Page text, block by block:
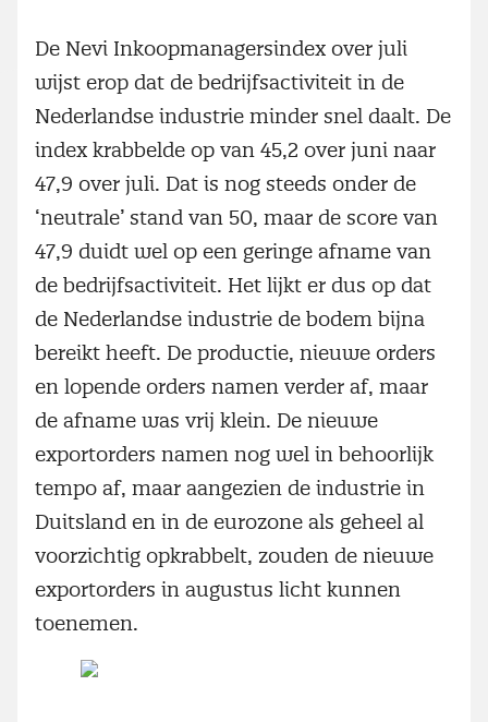
De Nevi Inkoopmanagersindex over juli
wijst erop dat de bedrijfsactiviteit in de
Nederlandse industrie minder snel daalt. De
index krabbelde op van 45,2 over juni naar
47,9 over juli. Dat is nog steeds onder de
‘neutrale’ stand van 50, maar de score van
47,9 duidt wel op een geringe afname van
de bedrijfsactiviteit. Het lijkt er dus op dat
de Nederlandse industrie de bodem bijna
bereikt heeft. De productie, nieuwe orders
en lopende orders namen verder af, maar
de afname was vrij klein. De nieuwe
exportorders namen nog wel in behoorlijk
tempo af, maar aangezien de industrie in
Duitsland en in de eurozone als geheel al
voorzichtig opkrabbelt, zouden de nieuwe
exportorders in augustus licht kunnen
toenemen.